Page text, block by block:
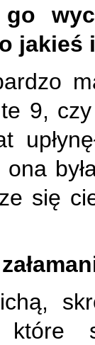
go
jakieś
9,
ona
się
które